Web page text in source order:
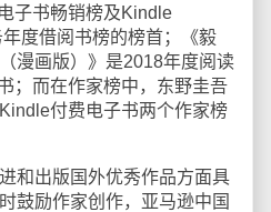
子书畅销榜及Kindle
度借阅书榜的榜首；《毅
漫画版）》是2018年度阅读
；而在作家榜中，东野圭吾
付费电子书两个作家榜
出版国外优秀作品方面具
鼓励作家创作，亚马逊中国